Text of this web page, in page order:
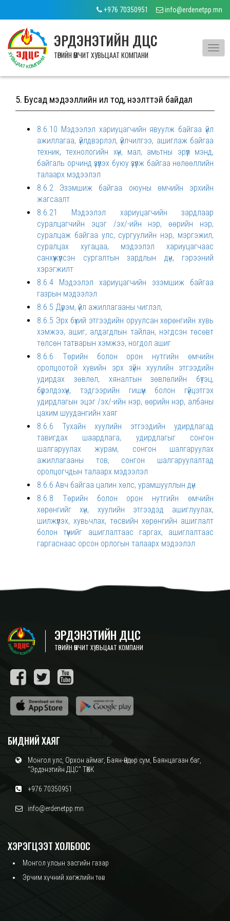
+976 70350951 info@erdenetpp.mn
ЭРДЭНЭТИЙН ДЦС
ТӨРИЙН ӨМЧИТ ХУВЬЦААТ КОМПАНИ
5. Бусад мэдээллийн ил тод, нээлттэй байдал
8.6.10 Мэдээлэл хариуцагчийн явуулж байгаа үйл
ажиллагаа, үйлдвэрлэл, үйлчилгээ, ашиглаж байгаа
техник, технологийн хүн, мал, амьтны эрүүл мэнд,
байгаль орчинд үзүүлэх буюу үзүүлж байгаа нөлөөллийн
талаарх мэдээлэл
8.6.2 Эзэмшиж байгаа оюуны өмчийн эрхийн
жагсаалт
8.6.21 Мэдээлэл хариуцагчийн зардлаар
суралцагчийн эцэг /эх/-ийн нэр, өөрийн нэр,
суралцаж байгаа улс, сургуулийн нэр, мэргэжил,
суралцах хугацаа, мэдээлэл хариуцагчаас
санхүүжүүлсэн сургалтын зардлын дүн, гэрээний
хэрэгжилт
8.6.4 Мэдээлэл хариуцагчийн эзэмшиж байгаа
газрын мэдээлэл
8.6.5 Дүрэм, үйл ажиллагааны чиглэл,
8.6.5 Эрх бүхий этгээдийн оруулсан хөрөнгийн хувь
хэмжээ, ашиг, алдагдлын тайлан, нэгдсэн төсөвт
төлсөн татварын хэмжээ, ногдол ашиг
8.6.6 Төрийн болон орон нутгийн өмчийн
оролцоотой хувийн эрх зүйн хуулийн этгээдийн
удирдах зөвлөл, хяналтын зөвлөлийн бүтэц,
бүрэлдэхүүн, тэдгээрийн гишүүн болон гүйцэтгэх
удирдлагын эцэг /эх/-ийн нэр, өөрийн нэр, албаны
цахим шуудангийн хаяг
8.6.6 Тухайн хуулийн этгээдийн удирдлагад
тавигдах шаардлага, удирдлагыг сонгон
шалгаруулах журам, сонгон шалгаруулах
ажиллагааны тов, сонгон шалгаруулалтад
оролцогчдын талаарх мэдээлэл
8.6.6 Авч байгаа цалин хөлс, урамшууллын дүн
8.6.8 Төрийн болон орон нутгийн өмчийн
хөрөнгийг хүн, хуулийн этгээдэд ашиглуулах,
шилжүүлэх, хувьчлах, төсвийн хөрөнгийн ашиглалт
болон түүнийг ашиглалтаас гаргах, ашиглалтаас
гаргаснаас орсон орлогын талаарх мэдээлэл
ЭРДЭНЭТИЙН ДЦС
ТӨРИЙН ӨМЧИТ ХУВЬЦААТ КОМПАНИ
БИДНИЙ ХАЯГ
Монгол улс, Орхон аймаг, Баян-Өндөр сум, Баянцагаан баг,
"Эрдэнэтийн ДЦС" ТӨХК
+976 70350951
info@erdenetpp.mn
ХЭРЭГЦЭЭТ ХОЛБООС
Монгол улсын засгийн газар
Эрчим хүчний хөгжлийн төв